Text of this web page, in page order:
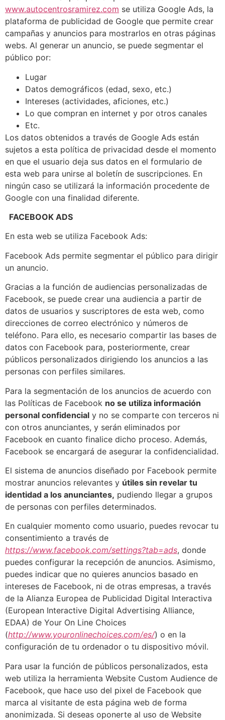
www.autocentrosramirez.com se utiliza Google Ads, la
plataforma de publicidad de Google que permite crear
campañas y anuncios para mostrarlos en otras páginas
webs. Al generar un anuncio, se puede segmentar el
público por:
Lugar
Datos demográficos (edad, sexo, etc.)
Intereses (actividades, aficiones, etc.)
Lo que compran en internet y por otros canales
Etc.
Los datos obtenidos a través de Google Ads están
sujetos a esta política de privacidad desde el momento
en que el usuario deja sus datos en el formulario de
esta web para unirse al boletín de suscripciones. En
ningún caso se utilizará la información procedente de
Google con una finalidad diferente.
FACEBOOK ADS
En esta web se utiliza Facebook Ads:
Facebook Ads permite segmentar el público para dirigir
un anuncio.
Gracias a la función de audiencias personalizadas de
Facebook, se puede crear una audiencia a partir de
datos de usuarios y suscriptores de esta web, como
direcciones de correo electrónico y números de
teléfono. Para ello, es necesario compartir las bases de
datos con Facebook para, posteriormente, crear
públicos personalizados dirigiendo los anuncios a las
personas con perfiles similares.
Para la segmentación de los anuncios de acuerdo con
las Políticas de Facebook no se utiliza información
personal confidencial y no se comparte con terceros ni
con otros anunciantes, y serán eliminados por
Facebook en cuanto finalice dicho proceso. Además,
Facebook se encargará de asegurar la confidencialidad.
El sistema de anuncios diseñado por Facebook permite
mostrar anuncios relevantes y útiles sin revelar tu
identidad a los anunciantes, pudiendo llegar a grupos
de personas con perfiles determinados.
En cualquier momento como usuario, puedes revocar tu
consentimiento a través de
https://www.facebook.com/settings?tab=ads, donde
puedes configurar la recepción de anuncios. Asimismo,
puedes indicar que no quieres anuncios basado en
intereses de Facebook, ni de otras empresas, a través
de la Alianza Europea de Publicidad Digital Interactiva
(European Interactive Digital Advertising Alliance,
EDAA) de Your On Line Choices
(http://www.youronlinechoices.com/es/) o en la
configuración de tu ordenador o tu dispositivo móvil.
Para usar la función de públicos personalizados, esta
web utiliza la herramienta Website Custom Audience de
Facebook, que hace uso del pixel de Facebook que
marca al visitante de esta página web de forma
anonimizada. Si deseas oponerte al uso de Website